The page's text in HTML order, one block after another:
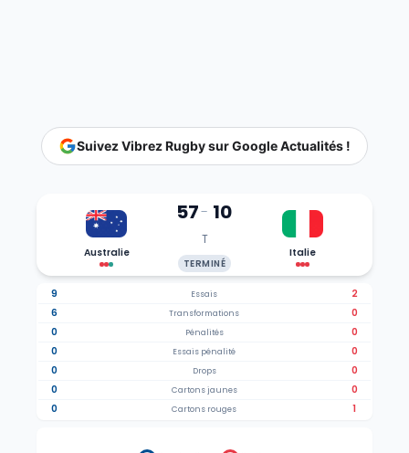
Suivez Vibrez Rugby sur Google Actualités !
Australie
57- 10
T
TERMINÉ
Italie
9 Essais
2
6
Transformations
0
0
Pénalités
0
0
Essais pénalité
0
0
Drops
0
0
Cartons jaunes
0
0
Cartons rouges 1